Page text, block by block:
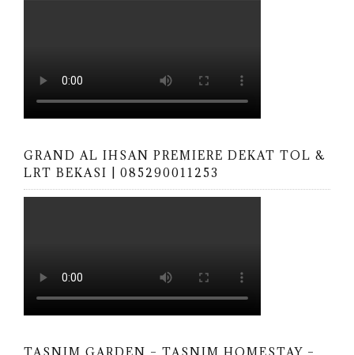
GRAND AL IHSAN PREMIERE DEKAT TOL &
LRT BEKASI | 085290011253